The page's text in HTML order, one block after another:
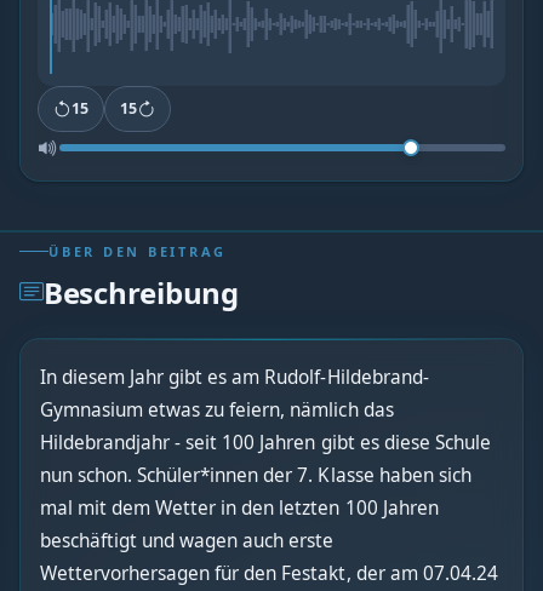
15 15
ÜBER DEN BEITRAG
Beschreibung
In diesem Jahr gibt es am Rudolf-Hildebrand-
Gymnasium etwas zu feiern, nämlich das
Hildebrandjahr - seit 100 Jahren gibt es diese Schule
nun schon. Schüler*innen der 7. Klasse haben sich
mal mit dem Wetter in den letzten 100 Jahren
beschäftigt und wagen auch erste
Wettervorhersagen für den Festakt, der am 07.04.24